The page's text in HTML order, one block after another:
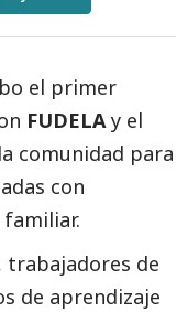
el primer
FUDELAy el
comunidad para
con
trabajadores de
de aprendizaje